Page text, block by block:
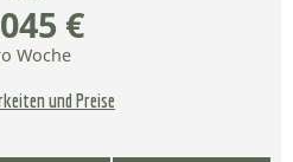
€
Woche
und Preise